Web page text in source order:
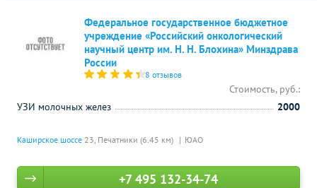
Федеральное государственное бюджетное
учреждение «Российский онкологический
научный центр им. Н. Н. Блохина» Минздрава
России
8 отзывов
Каширское шоссе 23, Печатники (6.45 км) ЮАО
Стоимость, руб.:
УЗИ молочных желез
2000
+7 495 132-34-74